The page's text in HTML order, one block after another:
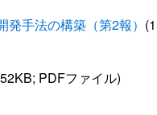
手法の構築（第2報）
PDFファイル)